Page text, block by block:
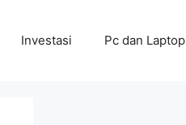
Investasi Pc dan Laptop